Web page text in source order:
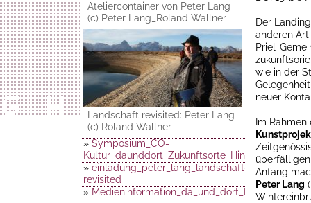
Ateliercontainer von Peter Lang
(c) Peter Lang_Roland Wallner
Landschaft revisited: Peter Lang
(c) Roland Wallner
» Symposium_CO-
» einladung_peter_lang_landschaft-
revisited
»
Der
anderen
Priel-
wie in der
neuer
Im
Anfang
Peter Lang